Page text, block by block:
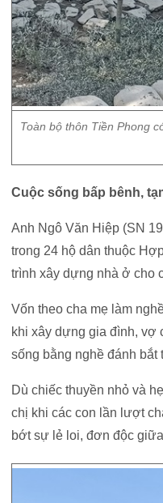
Toàn bộ thôn Tiền Phong
Cuộc sống bấp bênh,
Anh Ngô Văn Hiệp (SN
trong 24 hộ dân thuộc
trình xây dựng nhà ở cho
Vốn theo cha mẹ làm
khi xây dựng gia đình, vợ
sống bằng nghề đánh bắt
Dù chiếc thuyền nhỏ và
chị khi các con lần lượt
bớt sự lẻ loi, đơn độc